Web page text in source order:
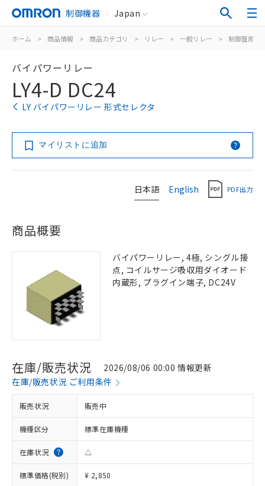
制御機器 Japan
ホーム > 商品情報 > 商品カテゴリ > リレー > 一般リレー > 制御盤用
バイパワーリレー
LY4-D DC24
LY バイパワーリレー 形式セレクタ
マイリストに追加
日本語 English PDF出力
商品概要
バイパワーリレー, 4極, シングル接
点, コイルサージ吸収用ダイオード
内蔵形, プラグイン端子, DC24V
在庫/販売状況
2026/08/06 00:00 情報更新
在庫/販売状況 ご利用条件
販売状況 販売中
機種区分 標準在庫機種
在庫状況 △
標準価格(税別) ¥ 2,850